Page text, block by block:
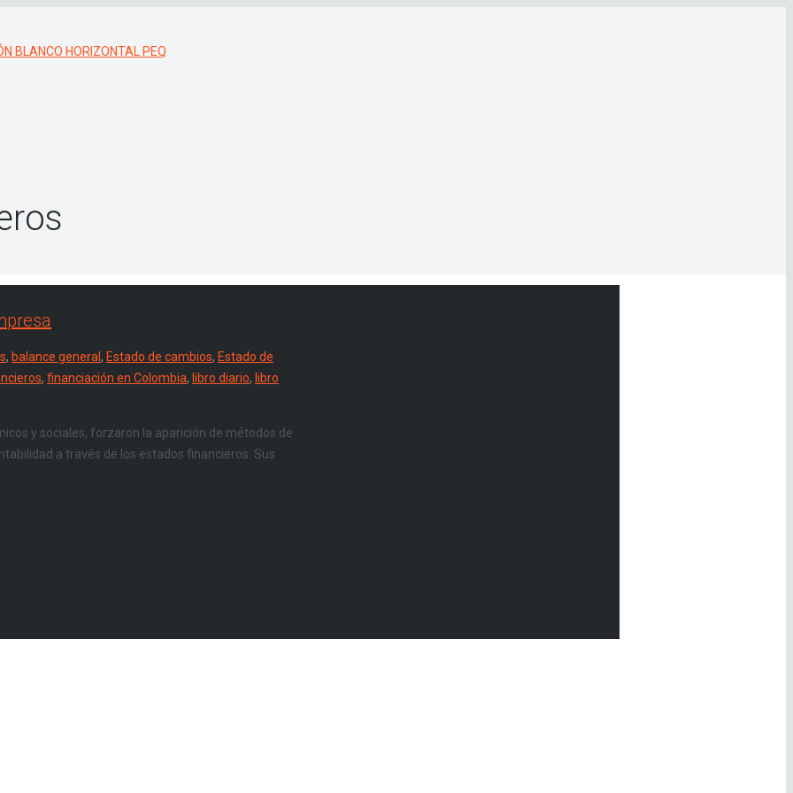
, balance general , Estado de cambios, Estado de
, financiación en Colombia, libro diario, libro
y sociales, forzaron la aparición de métodos de
a través de los estados financieros. Sus